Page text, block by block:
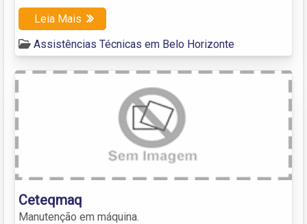
Leia Mais
Assistências Técnicas em Belo Horizonte
Ceteqmaq
Manutenção em máquina.